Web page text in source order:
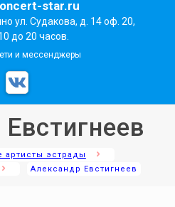
star.ru
ул. Судакова, д. 14 оф. 20,
до 20 часов.
и мессенджеры
артисты эстрады
Александр Евстигнеев